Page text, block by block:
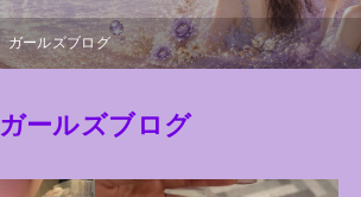
ガールズブログ
ガールズブログ